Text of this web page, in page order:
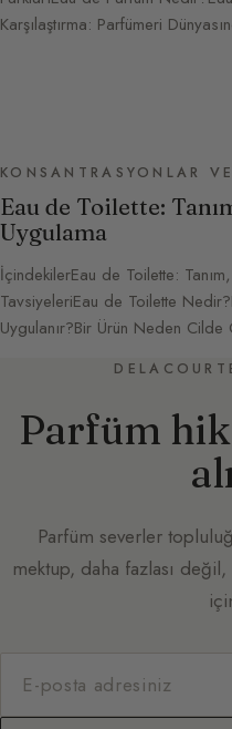
Karşılaştırma: Parfümeri
KONSANTRASYONLAR
Eau de Toilette:
Uygulama
İçindekilerEau de Toilette:
TavsiyeleriEau de Toilette
Uygulanır?Bir Ürün Neden
Parfüm
Parfüm severler
mektup, daha fazlası